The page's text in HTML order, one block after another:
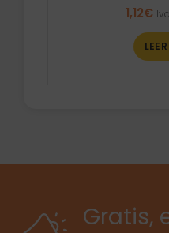
1,12€
Gratis,